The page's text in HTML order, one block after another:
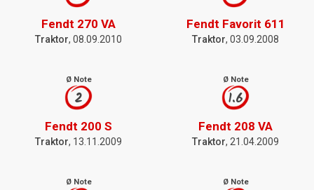
Fendt 270 VA
Traktor, 08.09.2010
Fendt Favorit 611
Traktor, 03.09.2008
Ø Note
2
Fendt 200 S
Traktor, 13.11.2009
Ø Note
1.6
Fendt 208 VA
Traktor, 21.04.2009
Ø Note Ø Note